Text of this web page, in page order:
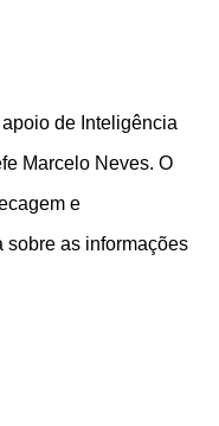
de Inteligência
Marcelo Neves. O
e
as informações